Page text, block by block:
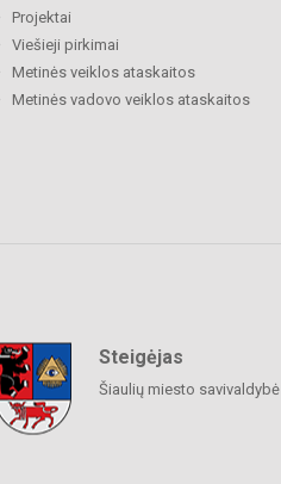
Projektai
Viešieji pirkimai
Metinės veiklos ataskaitos
Metinės vadovo veiklos ataskaitos
Steigėjas
Šiaulių miesto savivaldybė